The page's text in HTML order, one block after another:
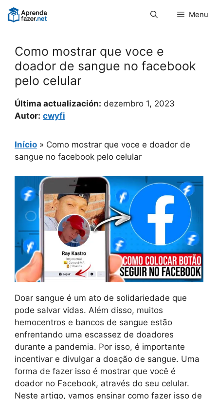
Pular
para
Menu
Como mostrar que voce e
doador de sangue no facebook
pelo celular
Última actualización: dezembro 1, 2023
Autor: cwyfi
Início » Como mostrar que voce e doador de
sangue no facebook pelo celular
Doar sangue é um ato de solidariedade que
pode salvar vidas. Além disso, muitos
hemocentros e bancos de sangue estão
enfrentando uma escassez de doadores
durante a pandemia. Por isso, é importante
incentivar e divulgar a doação de sangue. Uma
forma de fazer isso é mostrar que você é
doador no Facebook, através do seu celular.
Neste artigo, vamos ensinar como fazer isso de